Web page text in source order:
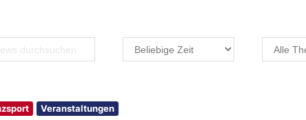
Veranstaltungen